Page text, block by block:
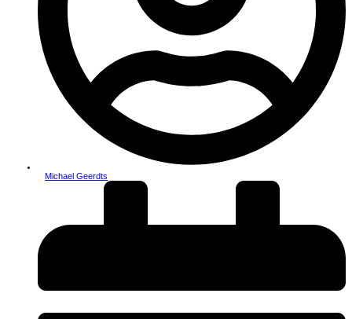
Michael Geerdts